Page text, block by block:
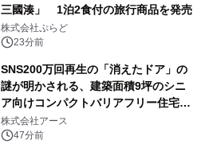
三國湊」 1泊2食付の旅行商品を発売
株式会社ぷらど
23分前
SNS200万回再生の「消えたドア」の
謎が明かされる、建築面積9坪のシニ
ア向けコンパクトバリアフリー住宅が
誕生
株式会社アース
47分前